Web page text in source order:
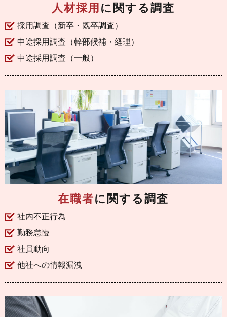
人材採用 に関する調査
採用調査（新卒・既卒調査）
中途採用調査（幹部候補・経理）
中途採用調査（一般）
在職者に関する調査
社内不正行為
勤務怠慢
社員動向
他社への情報漏洩